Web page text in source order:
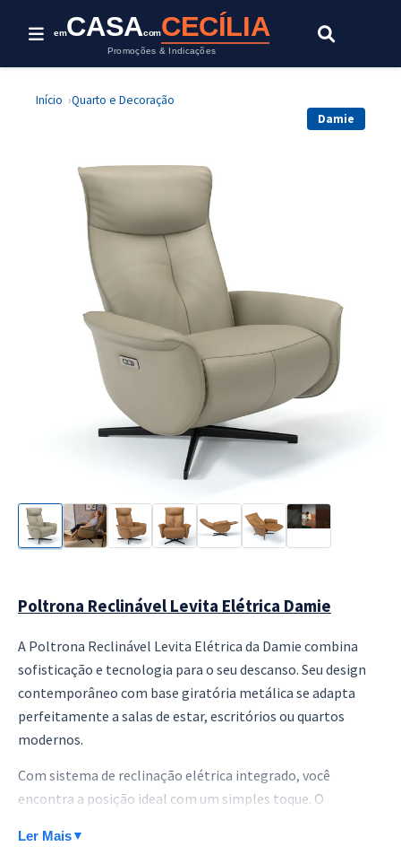
emCASAcomCECÍLIA
Promoções & Indicações
Início
Quarto e Decoração
Damie
Poltrona Reclinável Levita Elétrica Damie
A Poltrona Reclinável Levita Elétrica da Damie combina
sofisticação e tecnologia para o seu descanso. Seu design
contemporâneo com base giratória metálica se adapta
perfeitamente a salas de estar, escritórios ou quartos
modernos.
Com sistema de reclinação elétrica integrado, você
encontra a posição ideal com um simples toque. O
ergonômico, garantindo conforto prolongado para leitura
Ler Mais ▼